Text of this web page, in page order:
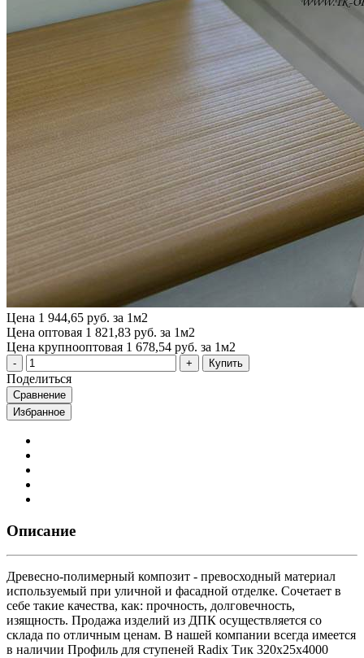
Цена 1 944,65 руб. за 1м2
Цена оптовая 1 821,83 руб. за 1м2
Цена крупнооптовая 1 678,54 руб. за 1м2
Купить
Поделиться
Сравнение
Избранное
Описание
Древесно-полимерный композит - превосходный материал
используемый при уличной и фасадной отделке. Сочетает в
себе такие качества, как: прочность, долговечность,
изящность. Продажа изделий из ДПК осуществляется со
склада по отличным ценам. В нашей компании всегда имеется
в наличии Профиль для ступеней Radix Тик 320x25x4000